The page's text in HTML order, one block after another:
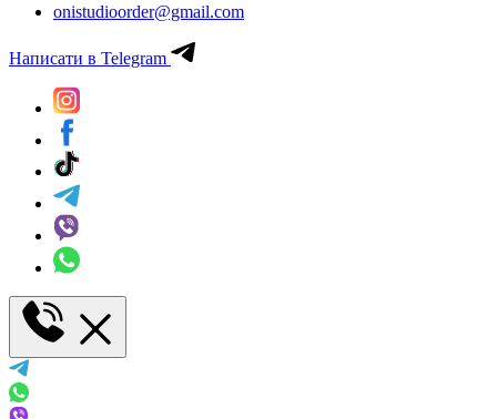
onistudioorder@gmail.com
Написати в Telegram